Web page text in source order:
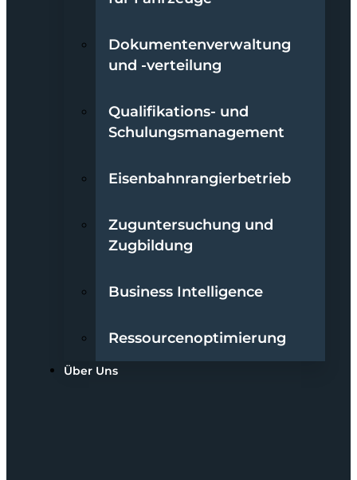
Dokumentenverwaltung
und -verteilung
Qualifikations- und
Schulungsmanagement
Eisenbahnrangierbetrieb
Zuguntersuchung und
Zugbildung
Business Intelligence
Ressourcenoptimierung
Über Uns